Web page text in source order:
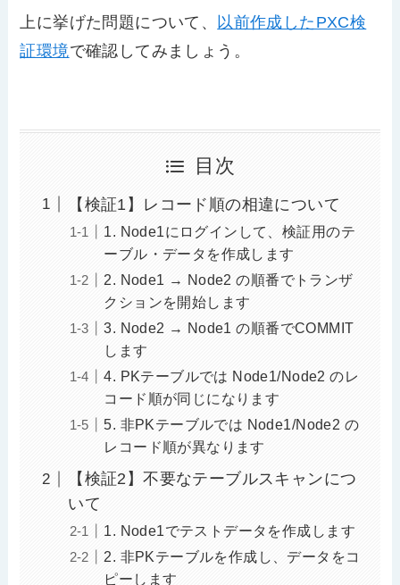
上に挙げた問題について、 以前作成したPXC検
証環境で確認してみましょう。
目次
【検証1】レコード順の相違について
1. Node1にログインして、検証用のテ
ーブル・データを作成します
2. Node1 → Node2 の順番でトランザ
クションを開始します
3. Node2 → Node1 の順番でCOMMIT
します
4. PKテーブルでは Node1/Node2 のレ
コード順が同じになります
5. 非PKテーブルでは Node1/Node2 の
レコード順が異なります
【検証2】不要なテーブルスキャンにつ
いて
1. Node1でテストデータを作成します
2. 非PKテーブルを作成し、データをコ
ピーします